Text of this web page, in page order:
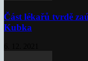
Část lékařů tvrdě
Kubka